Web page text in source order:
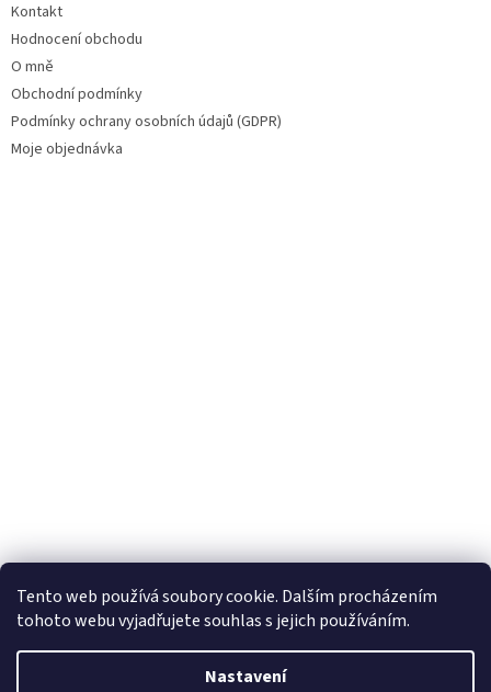
Tento web používá soubory cookie. Dalším procházením
tohoto webu vyjadřujete souhlas s jejich používáním.
Nastavení
Kontakt
Hodnocení obchodu
O mně
Obchodní podmínky
Podmínky ochrany osobních údajů (GDPR)
Moje objednávka
Vytvořil Shoptet